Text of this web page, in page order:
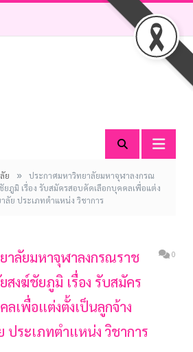
ย »
ประกาศมหาวิทยาลัยมหาจุฬาลงกรณ
ยภูมิ เรื่อง รับสมัครสอบคัดเลือกบุคคลเพื่อแต่ง
ลัย ประเภทตำแหน่ง วิชาการ
าลัยมหาจุฬาลงกรณราช
สงฆ์ชัยภูมิ เรื่อง รับสมัคร
เพื่อแต่งตั้งเป็นลูกจ้าง
ประเภทตำแหน่ง วิชาการ
0